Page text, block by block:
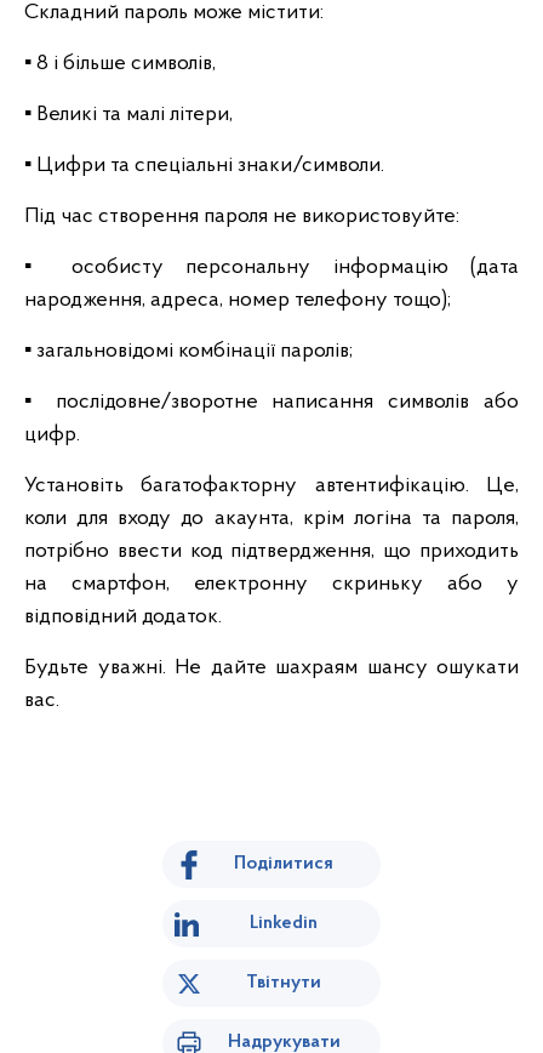
Складний пароль може містити:
▪️ 8 і більше символів,
▪️ Великі та малі літери,
▪️ Цифри та спеціальні знаки/символи.
Під час створення пароля не використовуйте:
▪️ особисту персональну інформацію (дата
народження, адреса, номер телефону тощо);
▪️ загальновідомі комбінації паролів;
▪️ послідовне/зворотне написання символів або
цифр.
Установіть багатофакторну автентифікацію. Це,
коли для входу до акаунта, крім логіна та пароля,
потрібно ввести код підтвердження, що приходить
на смартфон, електронну скриньку або у
відповідний додаток.
Будьте уважні. Не дайте шахраям шансу ошукати
вас.
Поділитися
Linkedin
Твітнути
Надрукувати